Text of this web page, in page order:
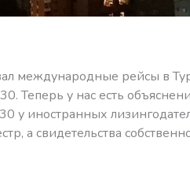
международные рейсы в
Теперь у нас есть
у иностранных
а свидетельства